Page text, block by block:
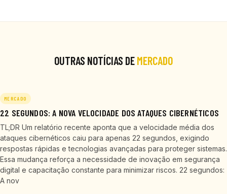
OUTRAS NOTÍCIAS DEMERCADO
MERCADO
22 SEGUNDOS: A NOVA VELOCIDADE DOS ATAQUES CIBERNÉTICOS
TL;DR Um relatório recente aponta que a velocidade média dos
ataques cibernéticos caiu para apenas 22 segundos, exigindo
respostas rápidas e tecnologias avançadas para proteger sistemas.
Essa mudança reforça a necessidade de inovação em segurança
digital e capacitação constante para minimizar riscos. 22 segundos:
A nov